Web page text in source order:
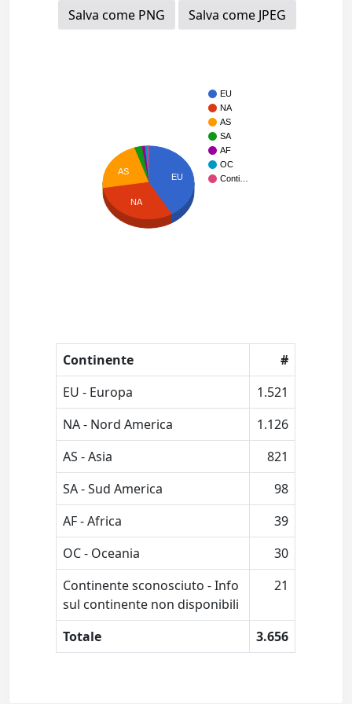
Salva come PNG Salva come JPEG
EU
NA
AS
SA
AF
OC
Conti…
EU
AS
NA
Continente
#
EU - Europa
1.521
NA - Nord America
1.126
AS - Asia
821
SA - Sud America
98
AF - Africa
39
OC - Oceania
30
Continente sconosciuto - Info
sul continente non disponibili
21
Totale 3.656